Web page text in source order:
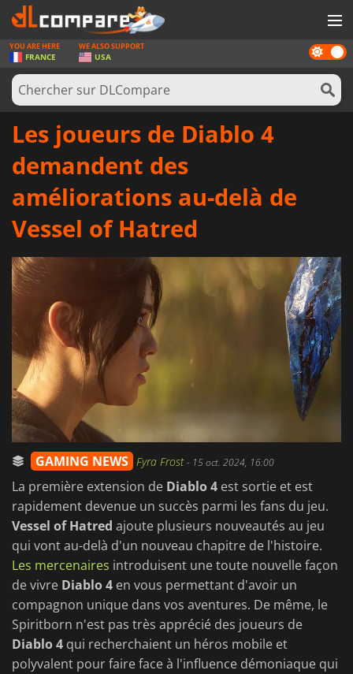
JEUX
CARTES PRÉPAYÉES
LOGICIELS
CONCOURS
Dark
mode
YOU ARE HERE
FRANCE
WE ALSO SUPPORT
USA
Les joueurs de Diablo 4
demandent des
améliorations au-delà de
Vessel of Hatred
GAMING NEWS Fyra Frost- 15 oct. 2024, 16:00
La première extension de Diablo 4 est sortie et est
rapidement devenue un succès parmi les fans du jeu.
Vessel of Hatred ajoute plusieurs nouveautés au jeu
qui vont au-delà d'un nouveau chapitre de l'histoire.
Les mercenaires introduisent une toute nouvelle façon
de vivre Diablo 4 en vous permettant d'avoir un
compagnon unique dans vos aventures. De même, le
Spiritborn n'est pas très apprécié des joueurs de
Diablo 4 qui recherchaient un héros mobile et
polyvalent pour faire face à l'influence démoniaque qui